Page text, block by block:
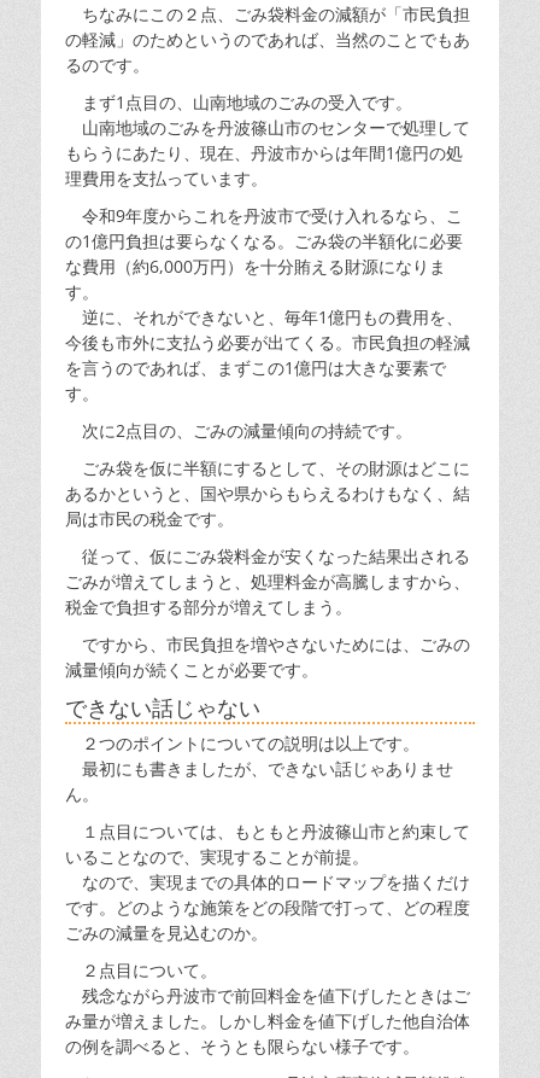
ちなみにこの２点、ごみ袋料金の減額が「市民負担
の軽減」のためというのであれば、当然のことでもあ
るのです。
まず1点目の、山南地域のごみの受入です。
山南地域のごみを丹波篠山市のセンターで処理して
もらうにあたり、現在、丹波市からは年間1億円の処
理費用を支払っています。
令和9年度からこれを丹波市で受け入れるなら、こ
の1億円負担は要らなくなる。ごみ袋の半額化に必要
な費用（約6,000万円）を十分賄える財源になりま
す。
逆に、それができないと、毎年1億円もの費用を、
今後も市外に支払う必要が出てくる。市民負担の軽減
を言うのであれば、まずこの1億円は大きな要素で
す。
次に2点目の、ごみの減量傾向の持続です。
ごみ袋を仮に半額にするとして、その財源はどこに
あるかというと、国や県からもらえるわけもなく、結
局は市民の税金です。
従って、仮にごみ袋料金が安くなった結果出される
ごみが増えてしまうと、処理料金が高騰しますから、
税金で負担する部分が増えてしまう。
ですから、市民負担を増やさないためには、ごみの
減量傾向が続くことが必要です。
できない話じゃない
２つのポイントについての説明は以上です。
最初にも書きましたが、できない話じゃありませ
ん。
１点目については、もともと丹波篠山市と約束して
いることなので、実現することが前提。
なので、実現までの具体的ロードマップを描くだけ
です。どのような施策をどの段階で打って、どの程度
ごみの減量を見込むのか。
２点目について。
残念ながら丹波市で前回料金を値下げしたときはご
み量が増えました。しかし料金を値下げした他自治体
の例を調べると、そうとも限らない様子です。